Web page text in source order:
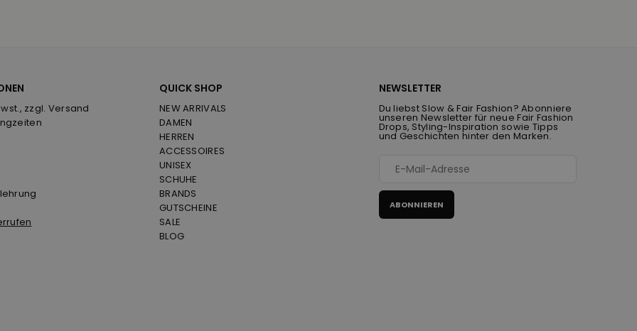
zzgl. Versand
QUICK SHOP
NEW ARRIVALS
DAMEN
HERREN
ACCESSOIRES
UNISEX
SCHUHE
BRANDS
GUTSCHEINE
SALE
BLOG
NEWSLETTER
Du liebst Slow & Fair Fashion? Abonniere
unseren Newsletter für neue Fair Fashion
Drops, Styling-Inspiration sowie Tipps
und Geschichten hinter den Marken.
ABONNIEREN